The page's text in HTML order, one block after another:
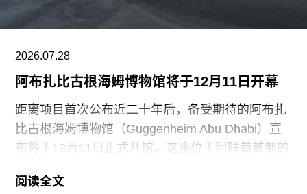
地面的红色水性颜料渗入了展厅地面，污染了大理
石踢脚线。此次事件共造成美术馆约8000英镑的损
失，其中仅约270英镑用于清洁，其余费用主要用
展厅等支出。辩方主张，部分费用源于馆方自行决
定采用何种修复方案，而非抗议行为本身造成的损
害，但这一论点最终未获法院采纳。
2026.07.28
阿布扎比古根海姆博物馆将于12月11日开幕
距离项目首次公布近二十年后，备受期待的阿布扎
比古根海姆博物馆（Guggenheim Abu Dhabi）宣
布将于12月11日正式开馆。这座位于阿联酋首都的
主弗兰克·盖里（Frank Gehry）设计，也是所罗门
阅读全文